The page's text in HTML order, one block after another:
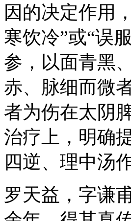
因的决定作用
寒饮冷”或“误
参，以面青黑
赤、脉细而微
者为伤在太阴
治疗上，明确
四逆、理中汤
罗天益，字谦